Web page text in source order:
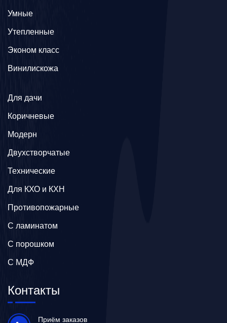
Умные
Утепленные
Эконом класс
Винилискожа
Для дачи
Коричневые
Модерн
Двухстворчатые
Технические
Для КХО и КХН
Противопожарные
С ламинатом
С порошком
С МДФ
Контакты
Приём заказов